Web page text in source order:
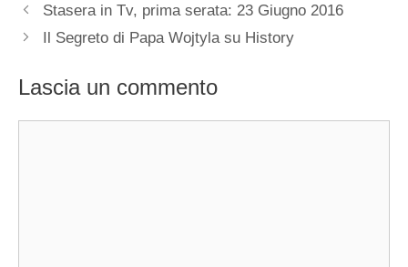
Stasera in Tv, prima serata: 23 Giugno 2016
Il Segreto di Papa Wojtyla su History
Lascia un commento